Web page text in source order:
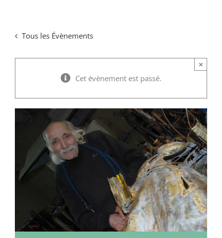
contenuTous les Évènements
Cet évènement est passé.
×